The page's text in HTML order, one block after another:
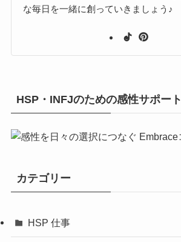
な毎日を一緒に創っていきましょう♪
HSP・INFJのための感性サポート
カテゴリー
HSP 仕事